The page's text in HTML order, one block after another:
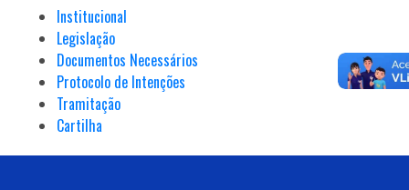
Institucional
Legislação
Documentos Necessários
Protocolo de Intenções
Tramitação
Cartilha